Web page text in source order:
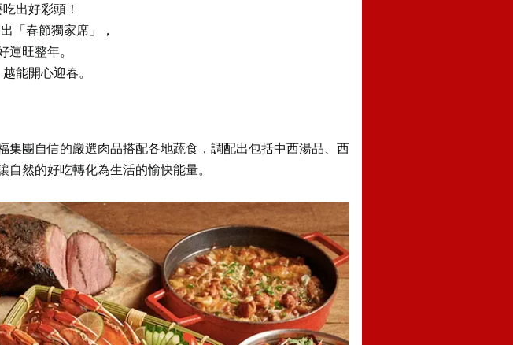
出好彩頭！
「春節獨家席」，
運旺整年。
能開心迎春。
團自信的嚴選肉品搭配各地蔬食，調配出包括中西湯品、西
然的好吃轉化為生活的愉快能量。